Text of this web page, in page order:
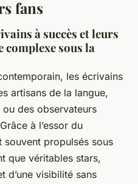
fans
à succès et leurs
complexe sous la
les écrivains
artisans de la langue,
des observateurs
à l’essor du
propulsés sous
que véritables stars,
d’une visibilité sans